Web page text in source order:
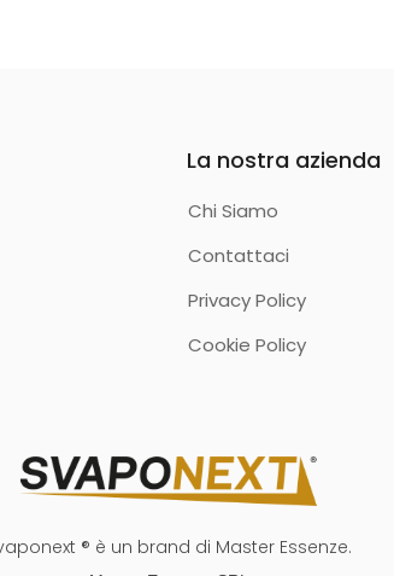
La nostra azienda
Chi Siamo
Contattaci
Privacy Policy
Cookie Policy
® è un brand di Master Essenze.